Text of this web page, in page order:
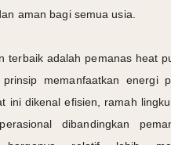
aman bagi semua usia.
terbaik adalah pemanas heat
memanfaatkan energi
ini dikenal efisien, ramah
dibandingkan